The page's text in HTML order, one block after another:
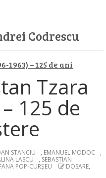
Codrescu
Tzara
125 de
STANCIU , EMANUEL MODOC
,
LASCU , SEBASTIAN
POP-CURȘEU
DOSARE,